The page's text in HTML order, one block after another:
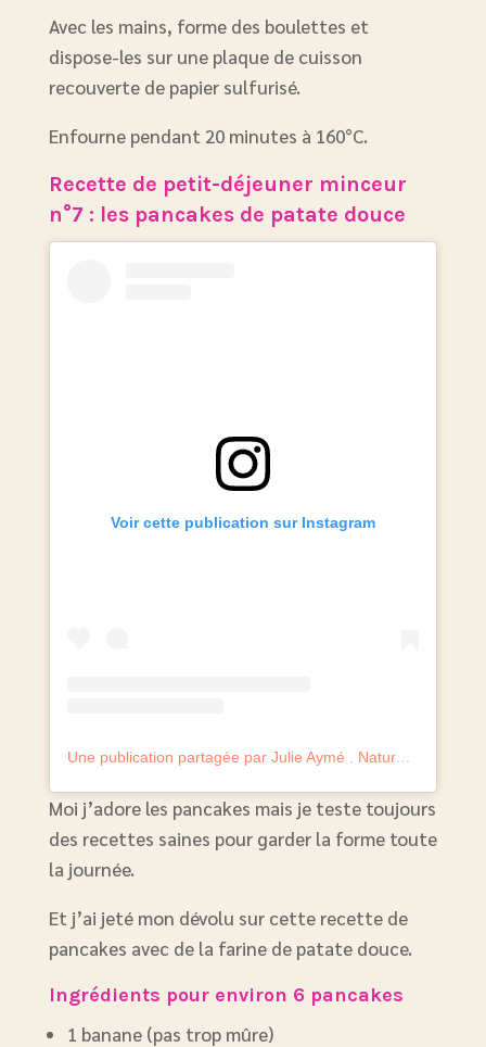
Avec les mains, forme des boulettes et
dispose-les sur une plaque de cuisson
recouverte de papier sulfurisé.
Enfourne pendant 20 minutes à 160°C.
Recette de petit-déjeuner minceur
n°7 : les pancakes de patate douce
Voir cette publication sur Instagram
Une publication partagée par Julie Aymé . Naturopathe experte perte de poids (@julie.aymelanaturo)
Moi j’adore les pancakes mais je teste toujours
des recettes saines pour garder la forme toute
la journée.
Et j’ai jeté mon dévolu sur cette recette de
pancakes avec de la farine de patate douce.
Ingrédients pour environ 6 pancakes
1 banane (pas trop mûre)